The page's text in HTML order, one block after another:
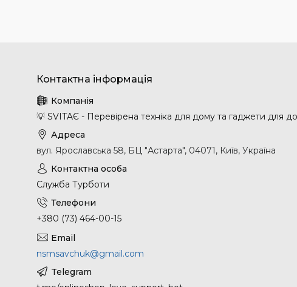
💡 SVITAЄ - Перевірена техніка для дому та гаджети для
вул. Ярославська 58, БЦ "Астарта", 04071, Київ, Україна
Служба Турботи
+380 (73) 464-00-15
nsmsavchuk@gmail.com